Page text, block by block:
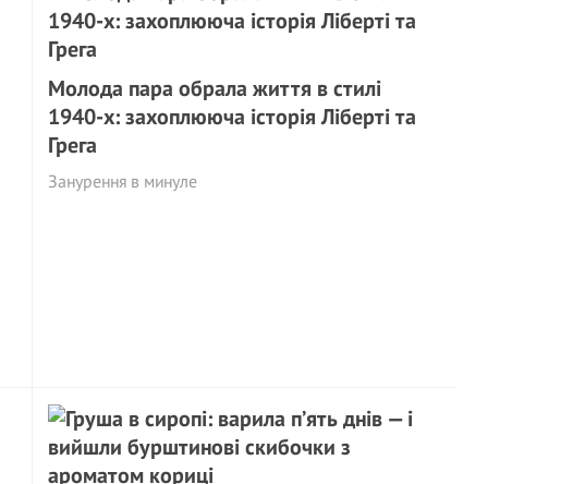
Молода пара обрала життя в стилі
1940-х: захоплююча історія Ліберті та
Грега
Занурення в минуле